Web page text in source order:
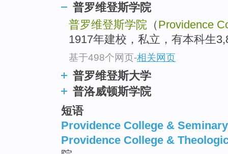
普罗维登斯学院
普罗维登斯学院 （Providence
1917年建校，私立，有本科生
基于498个网页-相关网页
普罗维登斯大学
普洛威顿斯学院
短语
Providence College & Seminary
Providence College &